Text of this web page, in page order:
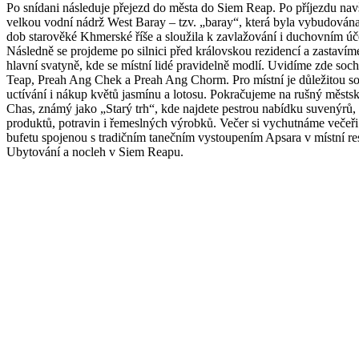
Po snídani následuje přejezd do města do Siem Reap. Po příjezdu
velkou vodní nádrž West Baray – tzv. „baray“, která byla
dob starověké Khmerské říše a sloužila k zavlažování i duchovním
Následně se projdeme po silnici před královskou rezidencí a
hlavní svatyně, kde se místní lidé pravidelně modlí. Uvidíme zde
Teap, Preah Ang Chek a Preah Ang Chorm. Pro místní je důležitou
uctívání i nákup květů jasmínu a lotosu. Pokračujeme na rušný
Chas, známý jako „Starý trh“, kde najdete pestrou nabídku
produktů, potravin i řemeslných výrobků. Večer si vychutnáme
bufetu spojenou s tradičním tanečním vystoupením Apsara v místní
Ubytování a nocleh v Siem Reapu.